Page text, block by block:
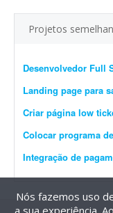
Projetos
Desenvolvedor Full
Landing page para
Integração de
Nós fazemos uso
a sua experiência.